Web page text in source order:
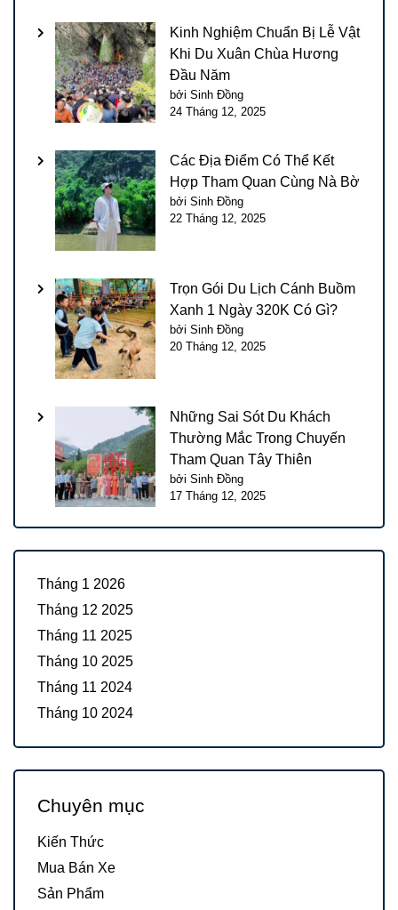
Kinh Nghiệm Chuẩn Bị Lễ Vật
Khi Du Xuân Chùa Hương
Đầu Năm
bởi Sinh Đồng
24 Tháng 12, 2025
Các Địa Điểm Có Thể Kết
Hợp Tham Quan Cùng Nà Bờ
bởi Sinh Đồng
22 Tháng 12, 2025
Trọn Gói Du Lịch Cánh Buồm
Xanh 1 Ngày 320K Có Gì?
bởi Sinh Đồng
20 Tháng 12, 2025
Những Sai Sót Du Khách
Thường Mắc Trong Chuyến
Tham Quan Tây Thiên
bởi Sinh Đồng
17 Tháng 12, 2025
Tháng 1 2026
Tháng 12 2025
Tháng 11 2025
Tháng 10 2025
Tháng 11 2024
Tháng 10 2024
Chuyên mục
Kiến Thức
Mua Bán Xe
Sản Phẩm